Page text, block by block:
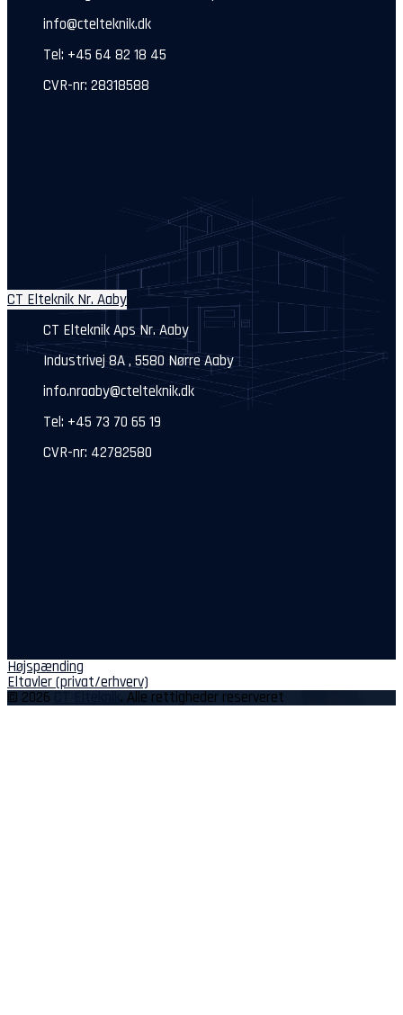
info@ctelteknik.dk
Tel: +45 64 82 18 45
CVR-nr: 28318588
CT Elteknik Nr. Aaby
CT Elteknik Aps Nr. Aaby
Industrivej 8A , 5580 Nørre Aaby
info.nraaby@ctelteknik.dk
Tel: +45 73 70 65 19
CVR-nr: 42782580
Indlægsnavigation
Højspænding
Eltavler (privat/erhverv)
© 2026CT Elteknik. Alle rettigheder reserveret